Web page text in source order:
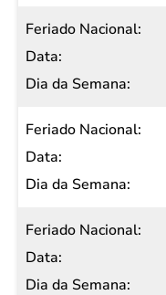
Semana